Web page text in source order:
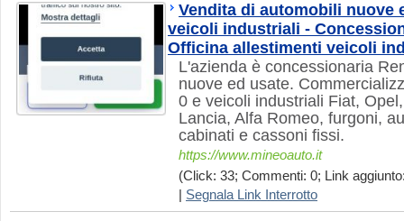
Vendita di automobili nuove
veicoli industriali -
Officina allestimenti veicoli
L'azienda è concessionaria
nuove ed usate.
0 e veicoli industriali Fiat,
Lancia, Alfa Romeo, furgoni,
cabinati e cassoni fissi.
https://www.mineoauto.it
(Click: 33; Commenti: 0; Link
Segnala Link Interrotto